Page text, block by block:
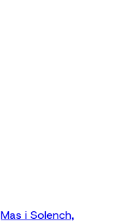
Mas i Solench,